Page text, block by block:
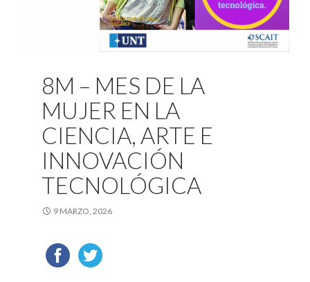
8M – MES DE LA
MUJER EN LA
CIENCIA, ARTE E
INNOVACIÓN
TECNOLÓGICA
9 MARZO, 2026